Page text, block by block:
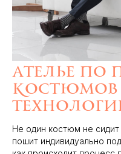
Ателье по
костюмов
Не один костюм не
пошит индивидуально